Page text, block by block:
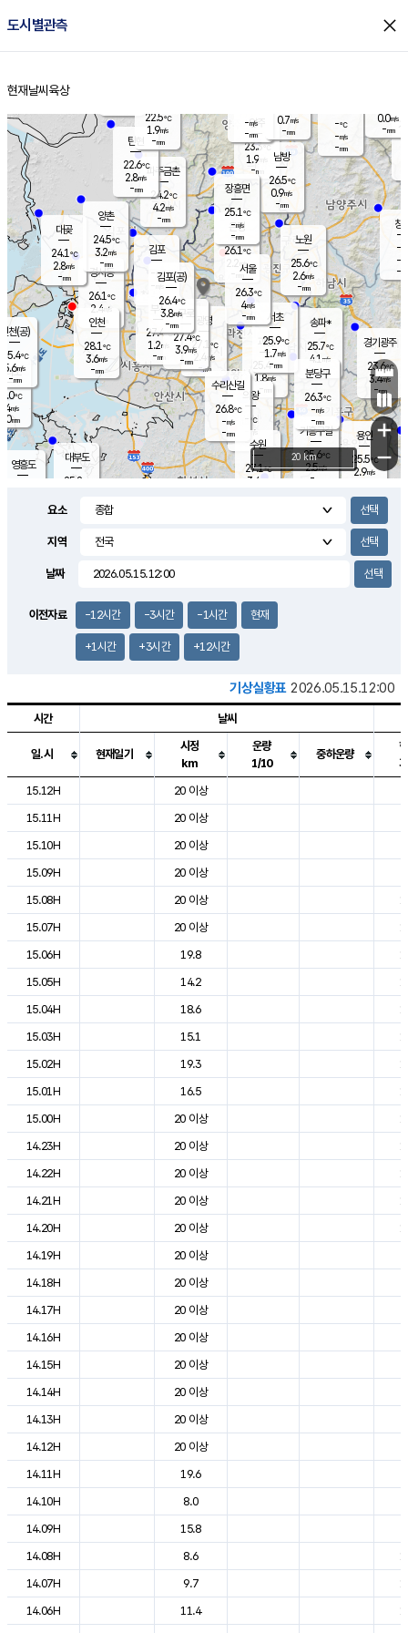
도시별관측 close
홈
현재날씨 육상
의도
℃
m/s
mm
영흥도
양주
23.3℃
1.9
-mm
과천
25.4℃
1.8m/s
- mm
용인
25.5℃
2.9m/s
경기광주
23.6℃
3.4m/s
-mm
2.6m/s
대부도
25.8
14.5
경서동
26.1℃
2.4 m/s
-mm
파주금촌
24.2℃
4.2m/s
-mm
-℃
-m/s
-mm
대곶
24.1℃
2.8m/s
-mm
창
-
-m/
-
탄현
22.6℃
2.8m/s
-mm
0.0m/s
-mm
의왕
- ℃
m/s
mm
김포
- ℃
-m/s
mm
광명
27.1
℃
2.4 m/s
-mm
부천
27.4℃
1.2m/s
-mm
양촌
24.5℃
3.2m/s
-mm
구로
27.4℃
3.9m/s
-mm
은평
26.1℃
2.2 m/s
- mm
노원
25.6℃
2.6m/s
-mm
송파*
25.7℃
4.1 m/s
-mm
서초
25.9℃
1.7m/s
-mm
남방
26.5℃
0.9m/s
-mm
기흥구갈
25.6℃
2.5m/s
-
수리산길
26.8℃
-m/s
-mm
분당구
26.3℃
-m/s
-mm
장흥면
25.1℃
-m/s
-mm
-m/s
-mm
인천(공)
25.4℃
5.6m/s
-mm
김포(공)
26.4℃
3.8m/s
-mm
수원
27.1℃
3.4 m/s
인천
28.1℃
3.6m/s
-mm
서울
26.3℃
4m/s
-mm
22.5℃
1.9m/s
-mm
0.7m/s
-mm
+
−
20 km
요소
지역
날짜
이전자료 -12시간 -3시간 -1시간 현재
+1시간 +3시간 +12시간
기상실황표 2026.05.15.12:00
도시별 기상실황표로 지점, 날씨, 기온, 강수, 바람, 기압등을 안내한 표입
시간 날씨
일.시 현재일기
시정
km
운량
1/10
중하운량
15.12H
20 이상
15.11H
20 이상
15.10H
20 이상
15.09H
20 이상
15.08H
20 이상
15.07H
20 이상
15.06H
19.8
15.05H
14.2
15.04H
18.6
15.03H
15.1
15.02H
19.3
15.01H
16.5
15.00H
20 이상
14.23H
20 이상
14.22H
20 이상
14.21H
20 이상
14.20H
20 이상
14.19H
20 이상
14.18H
20 이상
14.17H
20 이상
14.16H
20 이상
14.15H
20 이상
14.14H
20 이상
14.13H
20 이상
14.12H
20 이상
14.11H
19.6
14.10H
8.0
14.09H
15.8
14.08H
8.6
14.07H
9.7
14.06H
11.4